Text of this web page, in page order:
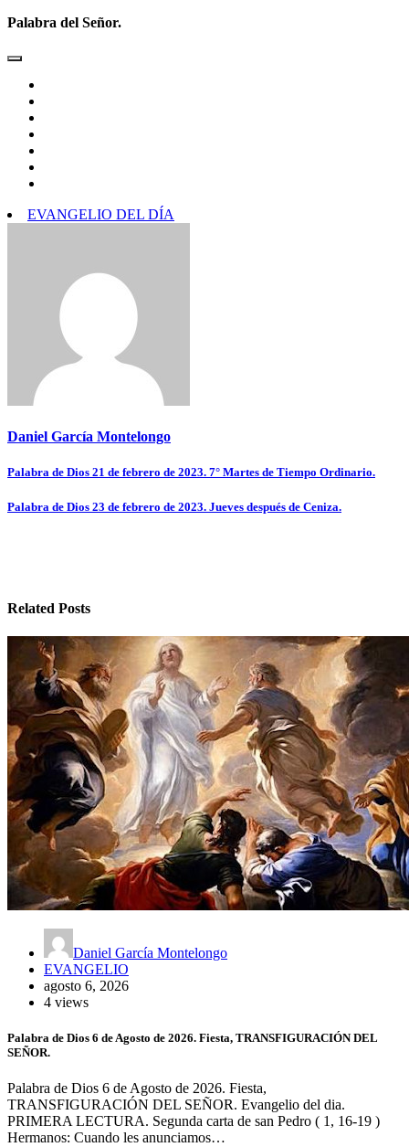
Palabra del Señor.
EVANGELIO DEL DÍA
Daniel García Montelongo
Navegación
de
Palabra de Dios 21 de febrero de 2023. 7° Martes de Tiempo Ordinario.
Palabra de Dios 23 de febrero de 2023. Jueves después de Ceniza.
Related Posts
Daniel García Montelongo
EVANGELIO
agosto 6, 2026
4 views
Palabra de Dios 6 de Agosto de 2026. Fiesta, TRANSFIGURACIÓN DEL
SEÑOR.
Palabra de Dios 6 de Agosto de 2026. Fiesta,
TRANSFIGURACIÓN DEL SEÑOR. Evangelio del dia.
PRIMERA LECTURA. Segunda carta de san Pedro ( 1, 16-19 )
Hermanos: Cuando les anunciamos…